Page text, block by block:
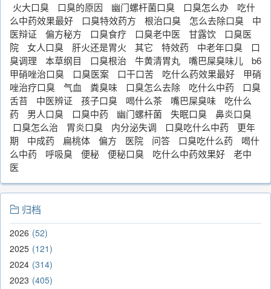
火大口臭 口臭的原因 幽门螺杆菌口臭 口臭怎么办
吃什
么中药效果最好
口臭特效药方 根治口臭 怎么去除口臭
中
医辩证
偏方秘方 口臭食疗 口臭老中医 甘露饮
口臭医
院
女人口臭 肝火还是胃火 其它 特效药 中老年口臭
口
臭调理
本草纲目 口臭根治 牛黄清胃丸 嘴巴屎臭味儿
b6
甲硝唑治口臭
口臭医案 口干口苦 吃什么药效果最好
甲硝
唑治疗口臭
气血 粪臭味 口臭怎么去除 吃什么中药
口臭
舌苔
中医辨证 孩子口臭 喝什么茶 嘴巴屎臭味
吃什么
药
男人口臭 口臭中药 幽门螺杆菌 失眠口臭
鼻炎口臭
口臭怎么治
胃炎口臭 内分泌失调 口臭吃什么中药
更年
期
中成药 扁桃体 偏方 医院 问答 口臭吃什么药
喝什
么中药
呼吸臭 便秘 便秘口臭 吃什么中药效果好
老中
医
归档
2026 52
2025 121
2024 314
2023 405